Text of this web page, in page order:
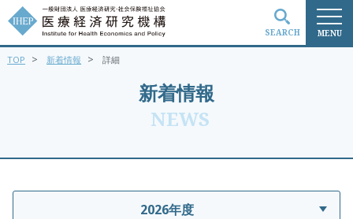
MENU
SEARCH
新着情報
NEWS
TOP > 新着情報 > 詳細
2026年度